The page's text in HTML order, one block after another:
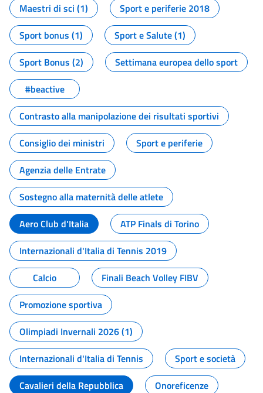
Maestri di sci (1)
Sport e periferie 2018
Sport bonus (1)
Sport e Salute (1)
Sport Bonus (2)
Settimana europea dello sport
#beactive
Contrasto alla manipolazione dei risultati sportivi
Consiglio dei ministri
Sport e periferie
Agenzia delle Entrate
Sostegno alla maternità delle atlete
Aero Club d'Italia
ATP Finals di Torino
Internazionali d'Italia di Tennis 2019
Calcio
Finali Beach Volley FIBV
Promozione sportiva
Olimpiadi Invernali 2026 (1)
Internazionali d'Italia di Tennis
Sport e società
Cavalieri della Repubblica
Onoreficenze